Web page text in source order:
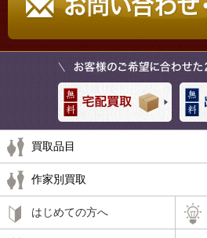
買取品目
作家別買取
はじめての方へ